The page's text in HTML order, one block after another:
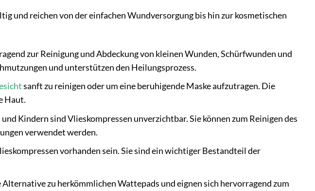
und reichen von der einfachen Wundversorgung bis hin zur kosmetischen
zur Reinigung und Abdeckung von kleinen Wunden, Schürfwunden und
und unterstützen den Heilungsprozess.
sanft zu reinigen oder um eine beruhigende Maske aufzutragen. Die
Haut.
Kindern sind Vlieskompressen unverzichtbar. Sie können zum Reinigen des
verwendet werden.
vorhanden sein. Sie sind ein wichtiger Bestandteil der
zu herkömmlichen Wattepads und eignen sich hervorragend zum